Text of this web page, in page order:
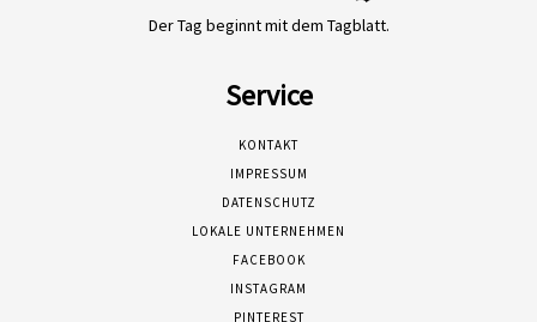
Der Tag beginnt mit dem Tagblatt.
Service
KONTAKT
IMPRESSUM
DATENSCHUTZ
LOKALE UNTERNEHMEN
FACEBOOK
INSTAGRAM
PINTEREST